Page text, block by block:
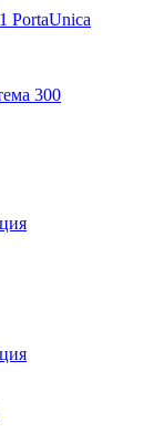
PortaUnica
300